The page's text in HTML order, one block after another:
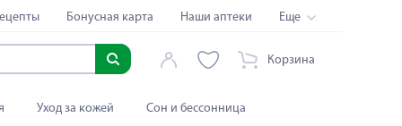
Бонусная карта Наши аптеки Еще
Корзина
Уход за кожей Сон и бессонница